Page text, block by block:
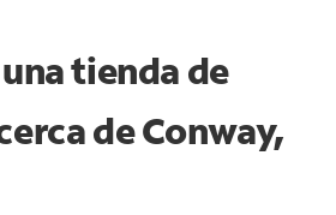
tienda de
de Conway,